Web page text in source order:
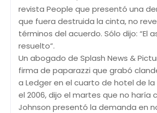
revista People que presentó una
que fuera destruida la cinta, no
términos del acuerdo. Sólo dijo: “El
resuelto”.
Un abogado de Splash News &
firma de paparazzi que grabó
a Ledger en el cuarto de hotel de
el 2006, dijo el martes que no haría
Johnson presentó la demanda en